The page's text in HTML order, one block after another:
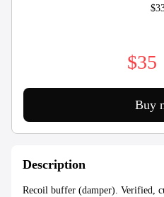
$35
Buy
Description
Recoil buffer (damper). Verified,